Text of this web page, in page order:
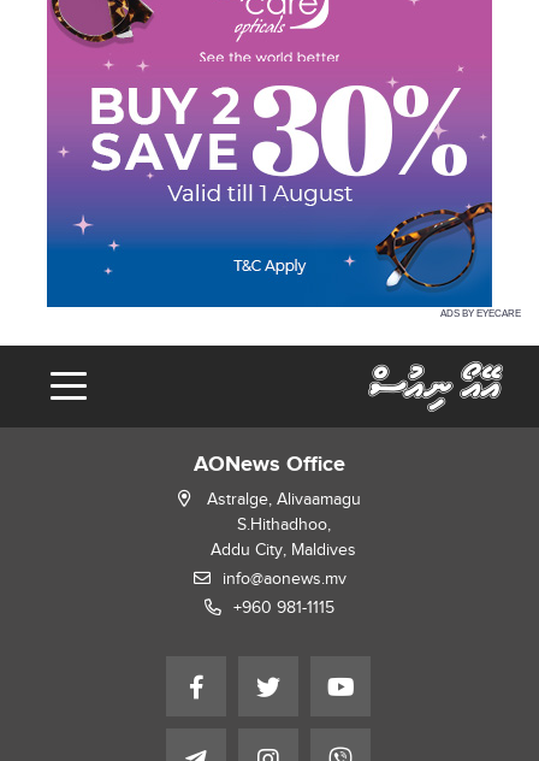
ADS BY EYECARE
AONews Office
Astralge, Alivaamagu
S.Hithadhoo,
Addu City, Maldives
info@aonews.mv
+960 981-1115